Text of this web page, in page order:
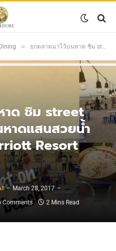
» ยกตลาดมาไว้บนหาด ชิม street food พรีเมียมบนหาดแสนสวยน้ำใสที่ Phuket Marriott Resort and Spa
าด ชิม street
าดแสนสวยน้ำ
Resort
March 28, 2017
Comments 2 Mins Read